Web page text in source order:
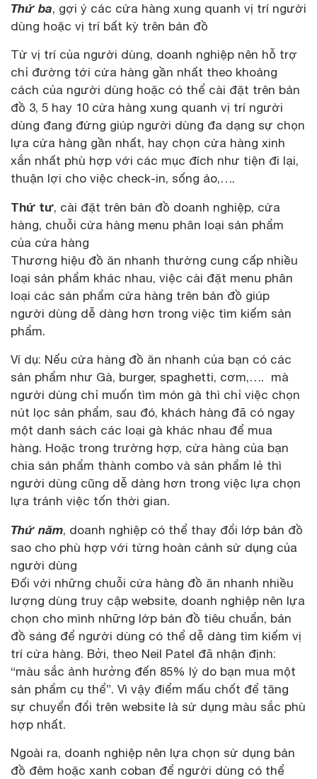
Thứ ba, gợi ý các cửa hàng xung quanh vị trí người
dùng hoặc vị trí bất kỳ trên bản đồ
Từ vị trí của người dùng, doanh nghiệp nên hỗ trợ
chỉ đường tới cửa hàng gần nhất theo khoảng
cách của người dùng hoặc có thể cài đặt trên bản
đồ 3, 5 hay 10 cửa hàng xung quanh vị trí người
dùng đang đứng giúp người dùng đa dạng sự chọn
lựa cửa hàng gần nhất, hay chọn cửa hàng xinh
xắn nhất phù hợp với các mục đích như tiện đi lại,
thuận lợi cho việc check-in, sống ảo,….
Thứ tư, cài đặt trên bản đồ doanh nghiệp, cửa
hàng, chuỗi cửa hàng menu phân loại sản phẩm
của cửa hàng
Thương hiệu đồ ăn nhanh thường cung cấp nhiều
loại sản phẩm khác nhau, việc cài đặt menu phân
loại các sản phẩm cửa hàng trên bản đồ giúp
người dùng dễ dàng hơn trong việc tìm kiếm sản
phẩm.
Ví dụ: Nếu cửa hàng đồ ăn nhanh của bạn có các
sản phẩm như Gà, burger, spaghetti, cơm,…. mà
người dùng chỉ muốn tìm món gà thì chỉ việc chọn
nút lọc sản phẩm, sau đó, khách hàng đã có ngay
một danh sách các loại gà khác nhau để mua
hàng. Hoặc trong trường hợp, cửa hàng của bạn
chia sản phẩm thành combo và sản phẩm lẻ thì
người dùng cũng dễ dàng hơn trong việc lựa chọn
lựa tránh việc tốn thời gian.
Thứ năm, doanh nghiệp có thể thay đổi lớp bản đồ
sao cho phù hợp với từng hoàn cảnh sử dụng của
người dùng
Đối với những chuỗi cửa hàng đồ ăn nhanh nhiều
lượng dùng truy cập website, doanh nghiệp nên lựa
chọn cho mình những lớp bản đồ tiêu chuẩn, bản
đồ sáng để người dùng có thể dễ dàng tìm kiếm vị
trí cửa hàng. Bởi, theo Neil Patel đã nhận định:
“màu sắc ảnh hưởng đến 85% lý do bạn mua một
sản phẩm cụ thể”. Vì vậy điểm mấu chốt để tăng
sự chuyển đổi trên website là sử dụng màu sắc phù
hợp nhất.
Ngoài ra, doanh nghiệp nên lựa chọn sử dụng bản
đồ đêm hoặc xanh coban để người dùng có thể